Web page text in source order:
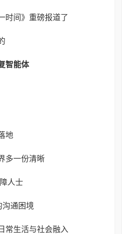
时间》重磅报道了
智能体
地
多一份清晰
人士
沟通困境
常生活与社会融入